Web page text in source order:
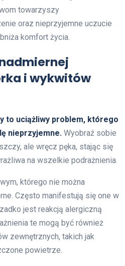
towarzyszy
oraz nieprzyjemne uczucie
komfort życia.
i wykwitów
to uciążliwy problem, którego
nieprzyjemne. Wyobraź sobie
ale wręcz pęka, stając się
na wszelkie podrażnienia.
którego nie można
Często manifestują się one w
jest reakcją alergiczną
te mogą być również
zewnętrznych, takich jak
powietrze.